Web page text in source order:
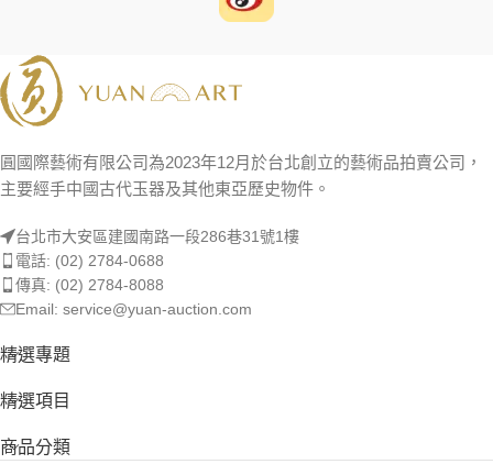
圓國際藝術有限公司為2023年12月於台北創立的藝術品拍賣公司，
主要經手中國古代玉器及其他東亞歷史物件。
台北市大安區建國南路一段286巷31號1樓
電話: (02) 2784-0688
傳真: (02) 2784-8088
Email: service@yuan-auction.com
精選專題
精選項目
商品分類